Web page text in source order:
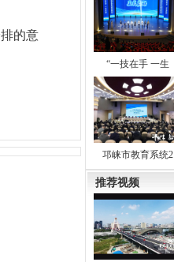
的意
“一技在手 一生
邛崃市教育系统2
推荐视频